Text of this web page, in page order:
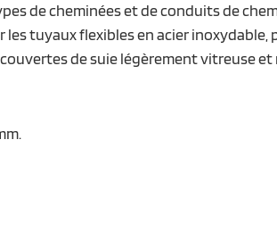
de cheminées et de conduits de
tuyaux flexibles en acier inoxydable,
de suie légèrement vitreuse et